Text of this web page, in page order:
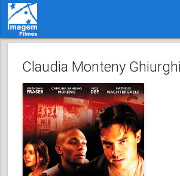
Claudia Monteny Ghiurghi